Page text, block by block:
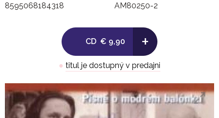
8595068184318
AM80250-2
CD € 9,90 +
● titul je dostupný v predajni